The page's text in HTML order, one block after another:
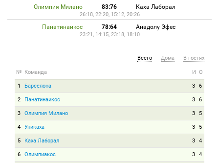
Олимпия Милано 83:76 Каха Лаборал
26:18, 22:20, 15:12, 20:26
Панатинаикос 78:64 Анадолу Эфес
23:21, 14:15, 23:18, 18:10
Всего Дома В гостях
№ Команда И О
1 Барселона 3 6
2 Панатинаикос 3 6
3 Олимпия Милано 3 5
4 Уникаха 3 5
5 Каха Лаборал 3 4
6 Олимпиакос 3 4